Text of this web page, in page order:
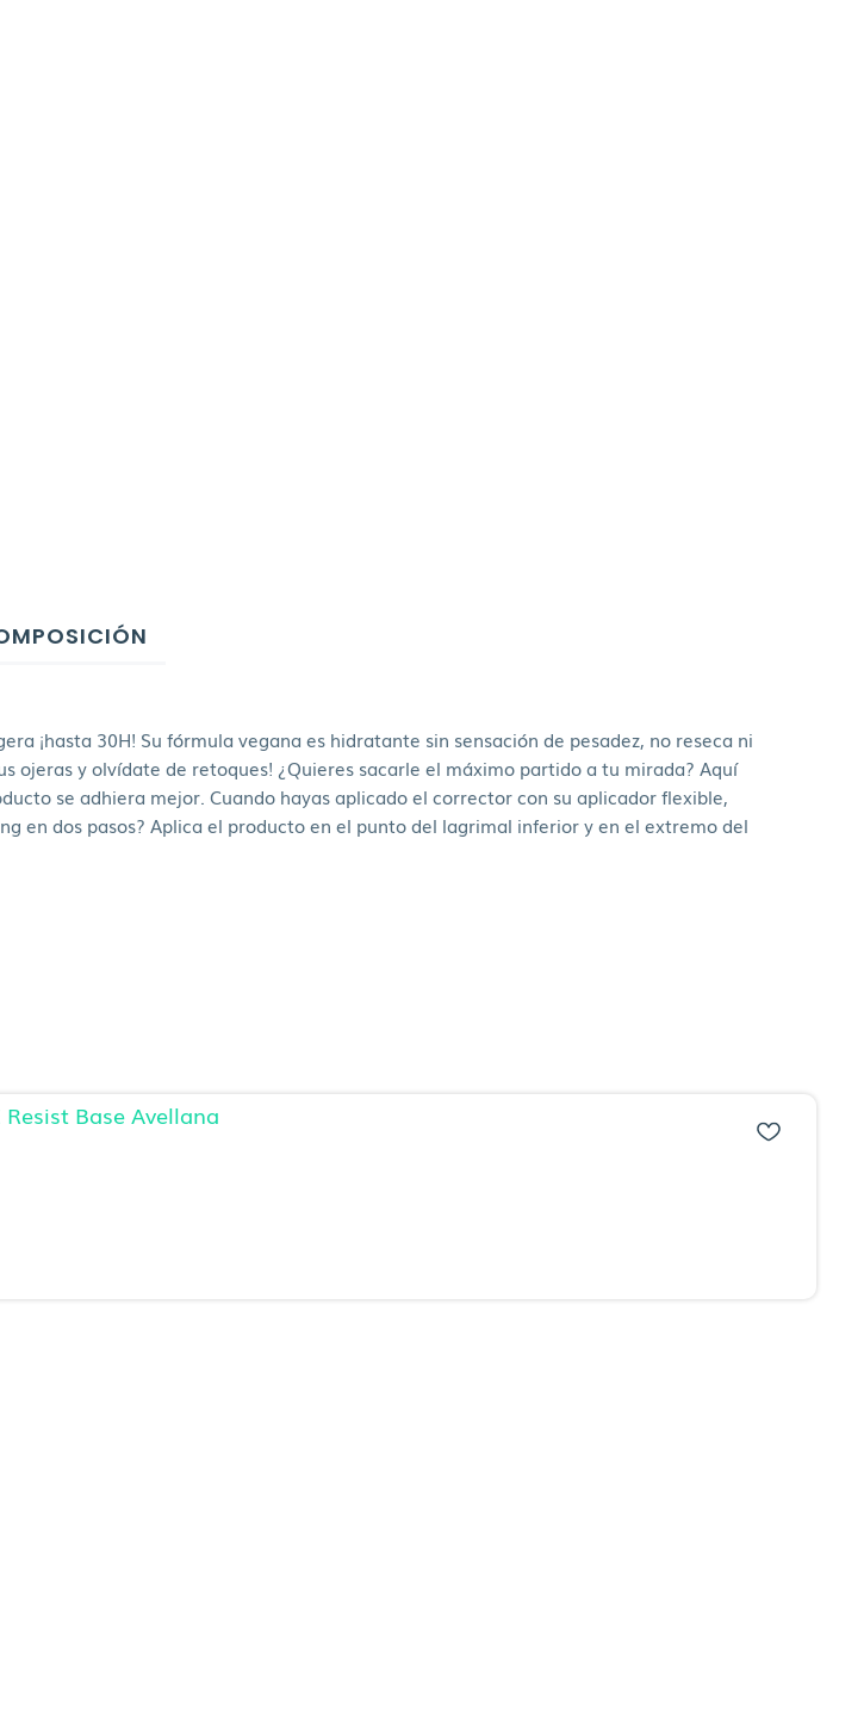
¡hasta 30H! Su fórmula vegana es hidratante sin sensación de pesadez, no reseca ni
ojeras y olvídate de retoques! ¿Quieres sacarle el máximo partido a tu mirada? Aquí
se adhiera mejor. Cuando hayas aplicado el corrector con su aplicador flexible,
en dos pasos? Aplica el producto en el punto del lagrimal inferior y en el extremo del